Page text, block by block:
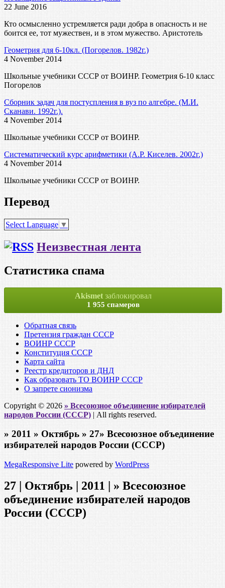
22 June 2016
Кто осмысленно устремляется ради добра в опасность и не
боится ее, тот мужествен, и в этом мужество. Аристотель
Геометрия для 6-10кл. (Погорелов. 1982г.)
4 November 2014
Школьные учебники СССР от ВОИНР. Геометрия 6-10 класс
Погорелов
Сборник задач для постуспления в вуз по алгебре. (М.И.
Сканави. 1992г.).
4 November 2014
Школьные учебники СССР от ВОИНР.
Систематический курс арифметики (А.Р. Киселев. 2002г.)
4 November 2014
Школьные учебники СССР от ВОИНР.
Перевод
Select Language ▼
Неизвестная лента
Статистика спама
Akismetзаблокировал
1 955 спамеров
Обратная связь
Претензия граждан СССР
ВОИНР СССР
Конституция СССР
Карта сайта
Реестр кредиторов и ДНД
Как образовать ТО ВОИНР СССР
О запрете сионизма
Copyright © 2026 » Всесоюзное объединение избирателей
народов России (СССР) | All rights reserved.
» 2011 » Октябрь » 27» Всесоюзное объединение
избирателей народов России (СССР)
MegaResponsive Lite powered by WordPress
27 | Октябрь | 2011 | » Всесоюзное
объединение избирателей народов
России (СССР)